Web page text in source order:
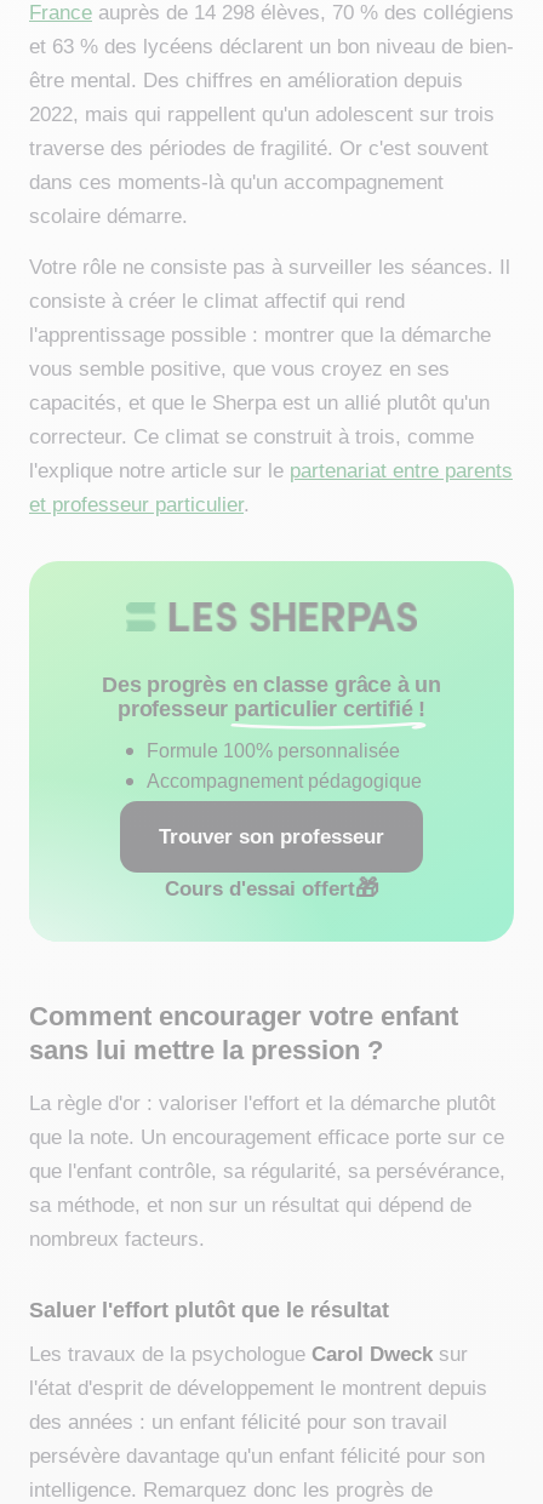
France auprès de 14 298 élèves, 70 % des collégiens
et 63 % des lycéens déclarent un bon niveau de bien-
être mental. Des chiffres en amélioration depuis
2022, mais qui rappellent qu'un adolescent sur trois
traverse des périodes de fragilité. Or c'est souvent
dans ces moments-là qu'un accompagnement
scolaire démarre.
Votre rôle ne consiste pas à surveiller les séances. Il
consiste à créer le climat affectif qui rend
l'apprentissage possible : montrer que la démarche
vous semble positive, que vous croyez en ses
capacités, et que le Sherpa est un allié plutôt qu'un
correcteur. Ce climat se construit à trois, comme
l'explique notre article sur le partenariat entre parents
et professeur particulier.
Des progrès en classe grâce à un
professeur particulier certifié !
Formule 100% personnalisée
Accompagnement pédagogique
Trouver son professeur
Cours d'essai offert🎁
Comment encourager votre enfant
sans lui mettre la pression ?
La règle d'or : valoriser l'effort et la démarche plutôt
que la note. Un encouragement efficace porte sur ce
que l'enfant contrôle, sa régularité, sa persévérance,
sa méthode, et non sur un résultat qui dépend de
nombreux facteurs.
Saluer l'effort plutôt que le résultat
Les travaux de la psychologue Carol Dweck sur
l'état d'esprit de développement le montrent depuis
des années : un enfant félicité pour son travail
persévère davantage qu'un enfant félicité pour son
intelligence. Remarquez donc les progrès de